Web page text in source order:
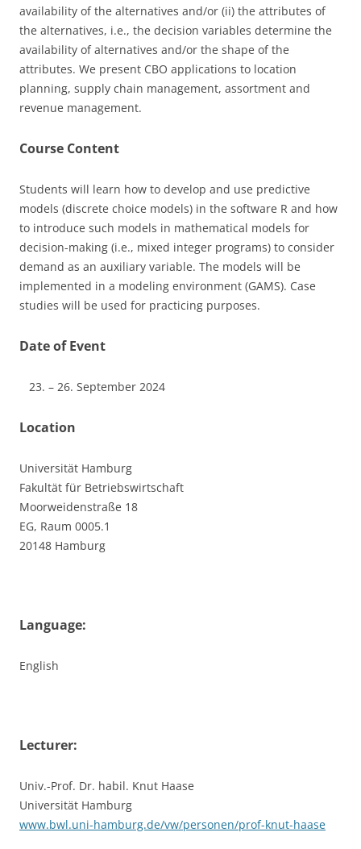
availability of the alternatives and/or (ii) the attributes of
the alternatives, i.e., the decision variables determine the
availability of alternatives and/or the shape of the
attributes. We present CBO applications to location
planning, supply chain management, assortment and
revenue management.
Course Content
Students will learn how to develop and use predictive
models (discrete choice models) in the software R and how
to introduce such models in mathematical models for
decision-making (i.e., mixed integer programs) to consider
demand as an auxiliary variable. The models will be
implemented in a modeling environment (GAMS). Case
studies will be used for practicing purposes.
Date of Event
– 26. September 2024
Location
Universität Hamburg
Fakultät für Betriebswirtschaft
Moorweidenstraße 18
EG, Raum 0005.1
20148 Hamburg
Language:
English
Lecturer:
Univ.-Prof. Dr. habil. Knut Haase
Universität Hamburg
www.bwl.uni-hamburg.de/vw/personen/prof-knut-haase